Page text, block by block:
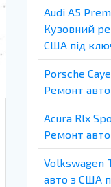
Audi A5
Кузовний
США під
Porsche
Ремонт
Acura Rlx
Ремонт
Volkswagen
авто з США